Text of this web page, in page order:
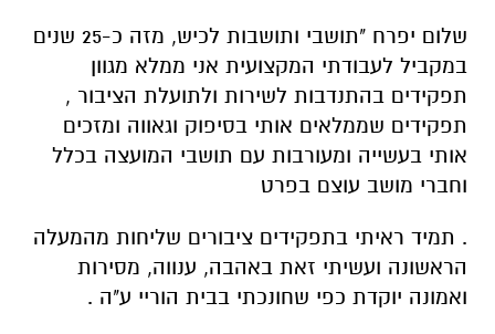
שלום יפרח "תושבי ותושבות לכיש, מזה כ-25 שנים
במקביל לעבודתי המקצועית אני ממלא מגוון
תפקידים בהתנדבות לשירות ולתועלת הציבור ,
תפקידים שממלאים אותי בסיפוק וגאווה ומזכים
אותי בעשייה ומעורבות עם תושבי המועצה בכלל
וחברי מושב עוצם בפרט
. תמיד ראיתי בתפקידים ציבורים שליחות מהמעלה
הראשונה ועשיתי זאת באהבה, ענווה, מסירות
ואמונה יוקדת כפי שחונכתי בבית הוריי ע"ה .